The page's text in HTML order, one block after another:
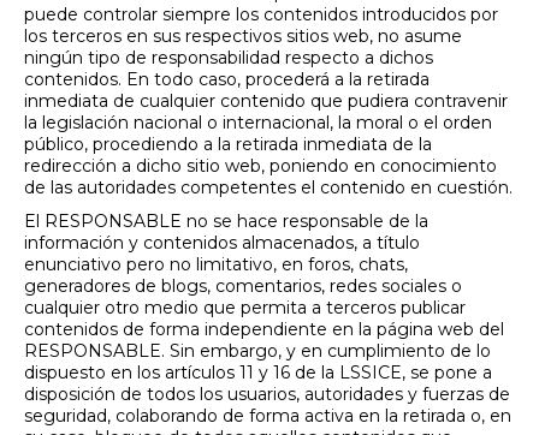
puede controlar siempre los contenidos introducidos por
los terceros en sus respectivos sitios web, no asume
ningún tipo de responsabilidad respecto a dichos
contenidos. En todo caso, procederá a la retirada
inmediata de cualquier contenido que pudiera contravenir
la legislación nacional o internacional, la moral o el orden
público, procediendo a la retirada inmediata de la
redirección a dicho sitio web, poniendo en conocimiento
de las autoridades competentes el contenido en cuestión.
El RESPONSABLE no se hace responsable de la
información y contenidos almacenados, a título
enunciativo pero no limitativo, en foros, chats,
generadores de blogs, comentarios, redes sociales o
cualquier otro medio que permita a terceros publicar
contenidos de forma independiente en la página web del
RESPONSABLE. Sin embargo, y en cumplimiento de lo
dispuesto en los artículos 11 y 16 de la LSSICE, se pone a
disposición de todos los usuarios, autoridades y fuerzas de
seguridad, colaborando de forma activa en la retirada o, en